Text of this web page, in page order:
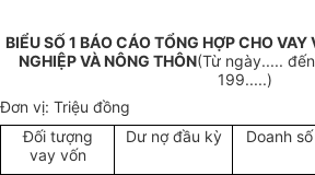
BIỂU SỐ 1 BÁO CÁO TỔNG HỢP CHO VAY
NGHIỆP VÀ NÔNG THÔN(Từ ngày.....
199.....)
Đơn vị: Triệu đồng
Đối tượng
vay vốn
Dư nợ đầu kỳ Doanh số